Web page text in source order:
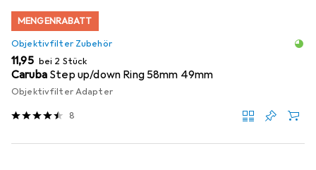
MENGENRABATT
Objektivfilter Zubehör
EUR
11,95 bei 2 Stück
Caruba Step up/down Ring 58mm 49mm
Objektivfilter Adapter
8